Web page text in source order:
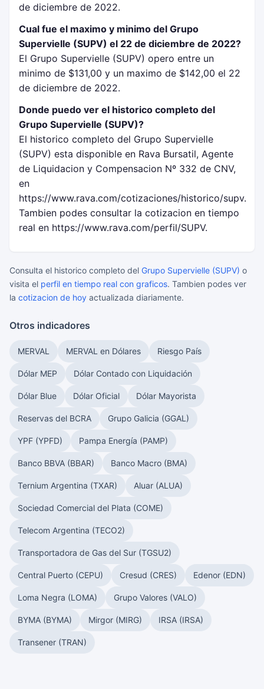
de diciembre de 2022.
Cual fue el maximo y minimo del Grupo
Supervielle (SUPV) el 22 de diciembre de 2022?
El Grupo Supervielle (SUPV) opero entre un
minimo de $131,00 y un maximo de $142,00 el 22
de diciembre de 2022.
Donde puedo ver el historico completo del
Grupo Supervielle (SUPV)?
El historico completo del Grupo Supervielle
(SUPV) esta disponible en Rava Bursatil, Agente
de Liquidacion y Compensacion Nº 332 de CNV,
en
https://www.rava.com/cotizaciones/historico/supv.
Tambien podes consultar la cotizacion en tiempo
real en https://www.rava.com/perfil/SUPV.
Consulta el historico completo del Grupo Supervielle (SUPV) o
visita el perfil en tiempo real con graficos. Tambien podes ver
la cotizacion de hoy actualizada diariamente.
Otros indicadores
MERVAL MERVAL en Dólares Riesgo País
Dólar MEP Dólar Contado con Liquidación
Dólar Blue Dólar Oficial Dólar Mayorista
Reservas del BCRA Grupo Galicia (GGAL)
YPF (YPFD) Pampa Energía (PAMP)
Banco BBVA (BBAR) Banco Macro (BMA)
Ternium Argentina (TXAR) Aluar (ALUA)
Sociedad Comercial del Plata (COME)
Telecom Argentina (TECO2)
Transportadora de Gas del Sur (TGSU2)
Central Puerto (CEPU) Cresud (CRES) Edenor (EDN)
Loma Negra (LOMA) Grupo Valores (VALO)
BYMA (BYMA) Mirgor (MIRG) IRSA (IRSA)
Transener (TRAN)